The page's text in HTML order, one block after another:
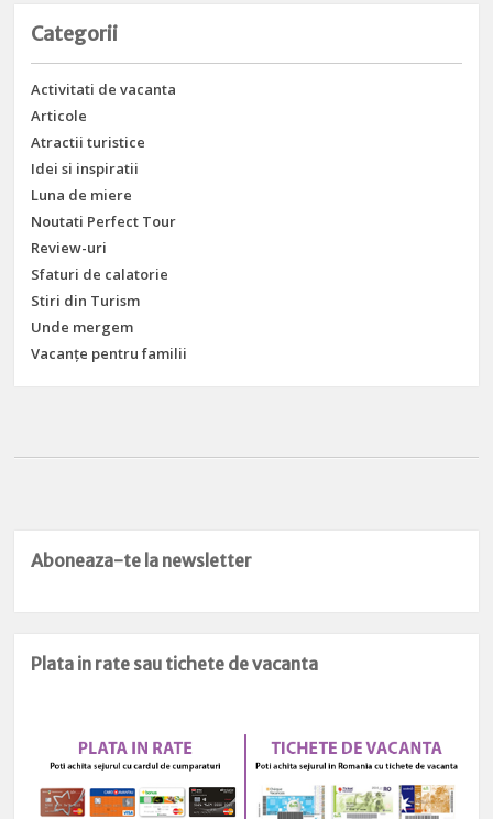
Categorii
Activitati de vacanta
Articole
Atractii turistice
Idei si inspiratii
Luna de miere
Noutati Perfect Tour
Review-uri
Sfaturi de calatorie
Stiri din Turism
Unde mergem
Vacanțe pentru familii
Aboneaza-te la newsletter
Plata in rate sau tichete de vacanta